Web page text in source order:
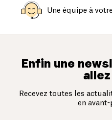
Une équipe à
Enfin une
Recevez toutes les
en avant-